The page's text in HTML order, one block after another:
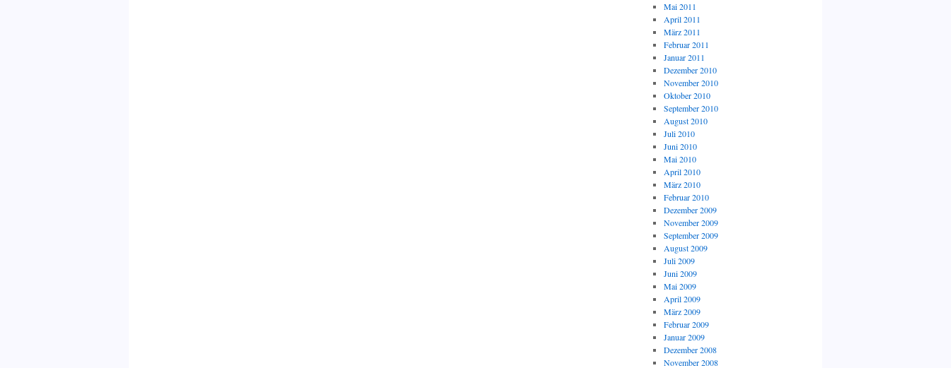
Mai 2011
April 2011
März 2011
Februar 2011
Januar 2011
Dezember 2010
November 2010
Oktober 2010
September 2010
August 2010
Juli 2010
Juni 2010
Mai 2010
April 2010
März 2010
Februar 2010
Dezember 2009
November 2009
September 2009
August 2009
Juli 2009
Juni 2009
Mai 2009
April 2009
März 2009
Februar 2009
Januar 2009
Dezember 2008
November 2008